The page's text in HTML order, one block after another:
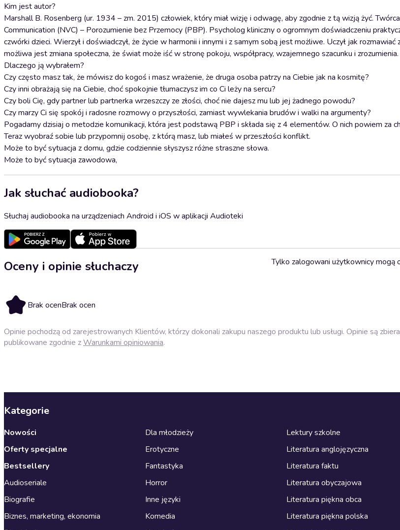
Kim jest autor?
Marshall B. Rosenberg (ur. 1934 – zm. 2015) człowiek, który miał wizję i odwagę, aby zgodnie z tą wizją żyć.
Communication (NVC) – Porozumienie bez Przemocy (PBP). Psycholog kliniczny o ogromnym doświadczeniu
czwórki dzieci. Wierzył i doświadczył, że życie w harmonii i innymi i z samym sobą jest możliwe. Uczył jak rozmawiać
możliwa jest zmiana społeczna, że świat może iść w stronę pokoju, współpracy, wzajemnego szacunku i zrozumienia.
Dlaczego ją wybrałem?
Czy często masz tak, że mówisz do kogoś i masz wrażenie, że druga osoba patrzy na Ciebie jak na kosmitę?
Czy inni obrażają się na Ciebie, choć spokojnie tłumaczysz im co Ci leży na sercu?
Czy boli Cię, gdy partner lub partnerka wrzeszczy ze złości, choć nie dajesz mu lub jej żadnego powodu?
Czy marzy Ci się spokój i radosne rozmowy o przyszłości, zamiast wywlekania brudów i walki na argumenty?
Pogadamy dzisiaj o metodzie komunikacji, która jest podstawą PBP i składa się z 4 elementów. O nich powiem za
Teraz wyobraź sobie lub przypomnij osobę, z którą masz, lub miałeś w przeszłości konflikt.
Może to być sytuacja z domu, gdzie codziennie słyszysz różne straszne słowa.
Może to być sytuacja zawodowa,
Jak słuchać audiobooka?
Słuchaj audiobooka na urządzeniach Android i iOS w aplikacji Audioteki
Oceny i opinie słuchaczy
Brak ocenBrak ocen
Tylko zalogowani użytkownicy mogą
Opinie pochodzą od zarejestrowanych Klientów, którzy dokonali zakupu naszego produktu lub usługi. Opinie są
publikowane zgodnie zWarunkami opiniowania.
Kategorie
Nowości
Oferty specjalne
Bestsellery
Audioseriale
Biografie
Biznes, marketing, ekonomia
Dla młodzieży
Erotyczne
Fantastyka
Horror
Inne języki
Komedia
Lektury szkolne
Literatura anglojęzyczna
Literatura faktu
Literatura obyczajowa
Literatura piękna obca
Literatura piękna polska